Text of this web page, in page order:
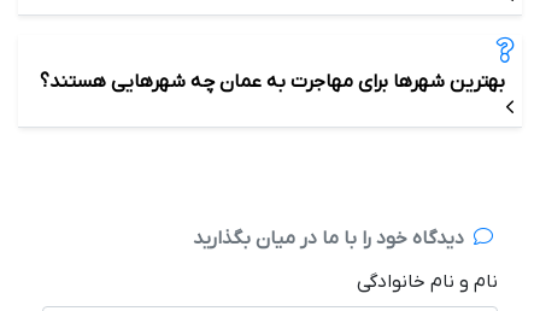
بهترین شهرها برای مهاجرت به عمان چه شهرهایی هستند؟
دیدگاه خود را با ما در میان بگذارید
نام و نام خانوادگی